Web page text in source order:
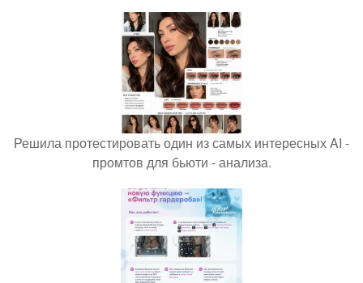
Решила протестировать один из самых интересных AI -
промтов для бьюти - анализа.